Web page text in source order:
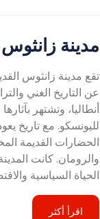
مدينة
تقع مدينة زانثوس
عن التاريخ الغني
أنطاليا، وتشتهر
الحضارات القديمة
والرومان. كانت
الحياة السياسية
اقرأ أكثر